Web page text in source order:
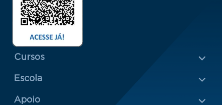
Menu Rodapé 1
Cursos
Escola
Rodapé 2
Apoio